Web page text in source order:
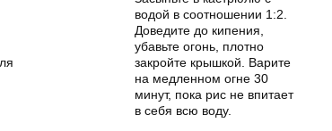
водой в соотношении 1:2.
Доведите до кипения,
убавьте огонь, плотно
закройте крышкой. Варите
на медленном огне 30
минут, пока рис не впитает
в себя всю воду.